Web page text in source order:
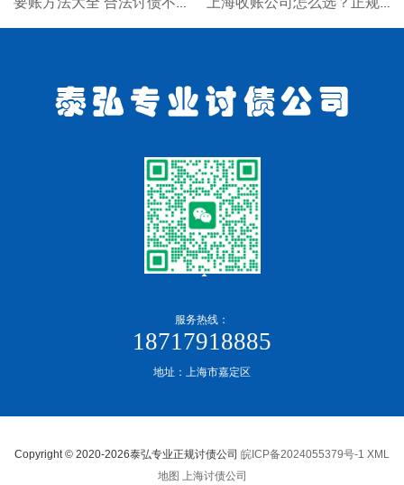
要账方法大全 合法讨债不违法 试试这几招 上海收账公司怎么选？正规高效追债方法分享
服务热线：
18717918885
地址：上海市嘉定区
Copyright © 2020-2026泰弘专业正规讨债公司 皖ICP备2024055379号-1 XML
地图 上海讨债公司